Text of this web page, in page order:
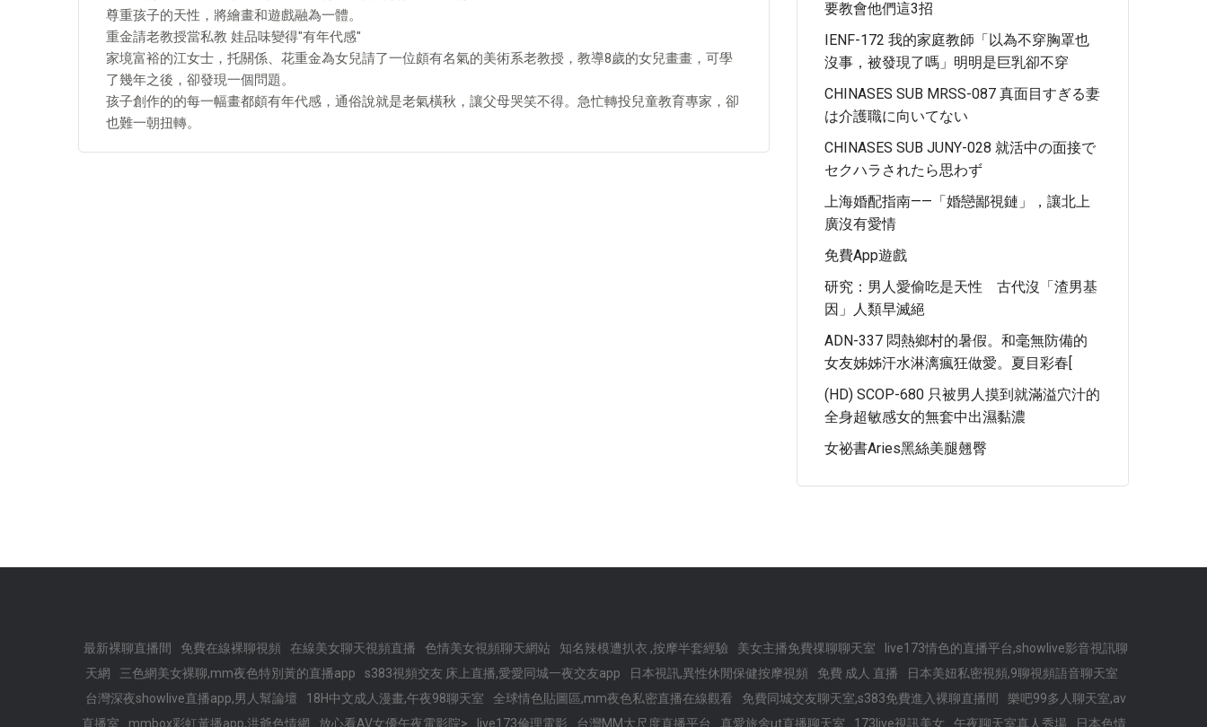
尊重孩子的天性，將繪畫和遊戲融為一體。
重金請老教授當私教 娃品味變得"有年代感"
家境富裕的江女士，托關係、花重金為女兒請了一位頗有名氣的美術系老教授，教導8歲的女兒畫畫，可學
了幾年之後，卻發現一個問題。
孩子創作的的每一幅畫都頗有年代感，通俗說就是老氣橫秋，讓父母哭笑不得。急忙轉投兒童教育專家，卻
也難一朝扭轉。
要教會他們這3招
IENF-172 我的家庭教師「以為不穿胸罩也
沒事，被發現了嗎」明明是巨乳卻不穿
CHINASES SUB MRSS-087 真面目すぎる妻
は介護職に向いてない
CHINASES SUB JUNY-028 就活中の面接で
セクハラされたら思わず
上海婚配指南——「婚戀鄙視鏈」，讓北上
廣沒有愛情
免費app遊戲
研究：男人愛偷吃是天性 古代沒「渣男基
因」人類早滅絕
ADN-337 悶熱鄉村的暑假。和毫無防備的
女友姊姊汗水淋漓瘋狂做愛。夏目彩春[
(HD) SCOP-680 只被男人摸到就滿溢穴汁的
全身超敏感女的無套中出濕黏濃
女祕書Aries黑絲美腿翹臀
最新裸聊直播間 免費在線裸聊視頻 在線美女聊天視頻直播 色情美女視頻聊天網站 知名辣模遭扒衣 ,按摩半套經驗 美女主播免費祼聊聊天室
live173情色的直播平台,showlive影音視訊聊
天網
三色網美女裸聊,mm夜色特別黃的直播app s383視頻交友 床上直播,愛愛同城一夜交友app 日本視訊,異性休閒保健按摩視頻 免費 成人 直播
日本美妞私密視頻,9聊視頻語音聊天室
台灣深夜showlive直播app,男人幫論壇
18H中文成人漫畫,午夜98聊天室 全球情色貼圖區,mm夜色私密直播在線觀看 免費同城交友聊天室,s383免費進入裸聊直播間
樂吧99多人聊天室,av
直播室
mmbox彩虹黃播app,洪爺色情網 放心看AV女優午夜電影院> live173倫理電影 台灣MM大尺度直播平台 真愛旅舍ut直播聊天室 173live視訊美女 午夜聊天室真人秀場 日本色情